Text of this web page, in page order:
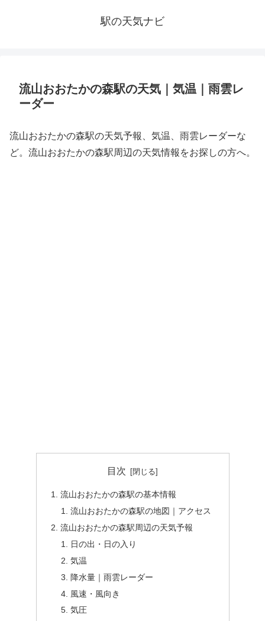
駅の天気ナビ
流山おおたかの森駅の天気｜気温｜雨雲レ
ーダー
流山おおたかの森駅の天気予報、気温、雨雲レーダーな
ど。流山おおたかの森駅周辺の天気情報をお探しの方へ。
目次
流山おおたかの森駅の基本情報
流山おおたかの森駅の地図｜アクセス
流山おおたかの森駅周辺の天気予報
日の出・日の入り
気温
降水量｜雨雲レーダー
風速・風向き
気圧